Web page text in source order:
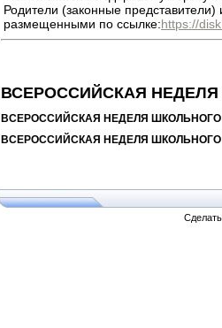
Родители (законные
размещенными по ссылке:https://
ВСЕРОССИЙСКАЯ НЕДЕЛЯ
ВСЕРОССИЙСКАЯ НЕДЕЛЯ ШКОЛЬНОГО
ВСЕРОССИЙСКАЯ НЕДЕЛЯ